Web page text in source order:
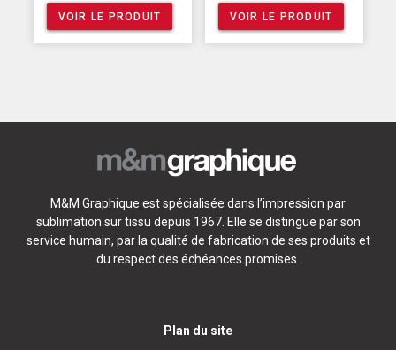
VOIR LE PRODUIT VOIR LE PRODUIT
M&M Graphique est spécialisée dans l’impression par
sublimation sur tissu depuis 1967. Elle se distingue par son
service humain, par la qualité de fabrication de ses produits et
du respect des échéances promises.
Plan du site